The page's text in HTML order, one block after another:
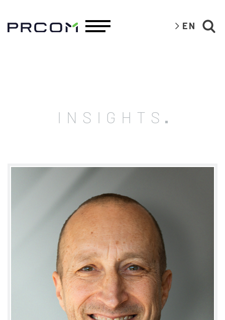
EN
INSIGHTS